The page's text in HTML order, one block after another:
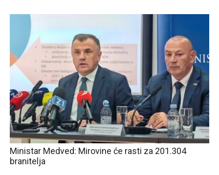
Ministar Medved: Mirovine će rasti za 201.304
branitelja